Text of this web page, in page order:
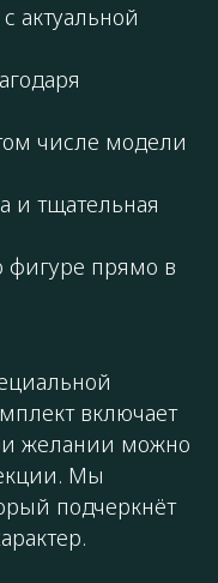
актуальной
числе модели
и тщательная
фигуре прямо в
включает
желании можно
Мы
подчеркнёт